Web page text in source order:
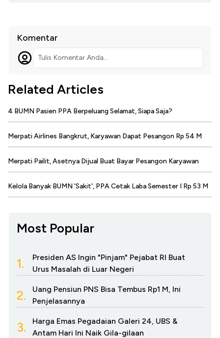
Komentar
Tulis Komentar Anda...
Related Articles
4 BUMN Pasien PPA Berpeluang Selamat, Siapa Saja?
Merpati Airlines Bangkrut, Karyawan Dapat Pesangon Rp 54 M
Merpati Pailit, Asetnya Dijual Buat Bayar Pesangon Karyawan
Kelola Banyak BUMN 'Sakit', PPA Cetak Laba Semester I Rp 53 M
Most Popular
1.
Presiden AS Ingin "Pinjam" Pejabat RI Buat
Urus Masalah di Luar Negeri
2.
Uang Pensiun PNS Bisa Tembus Rp1 M, Ini
Penjelasannya
3.
Harga Emas Pegadaian Galeri 24, UBS &
Antam Hari Ini Naik Gila-gilaan